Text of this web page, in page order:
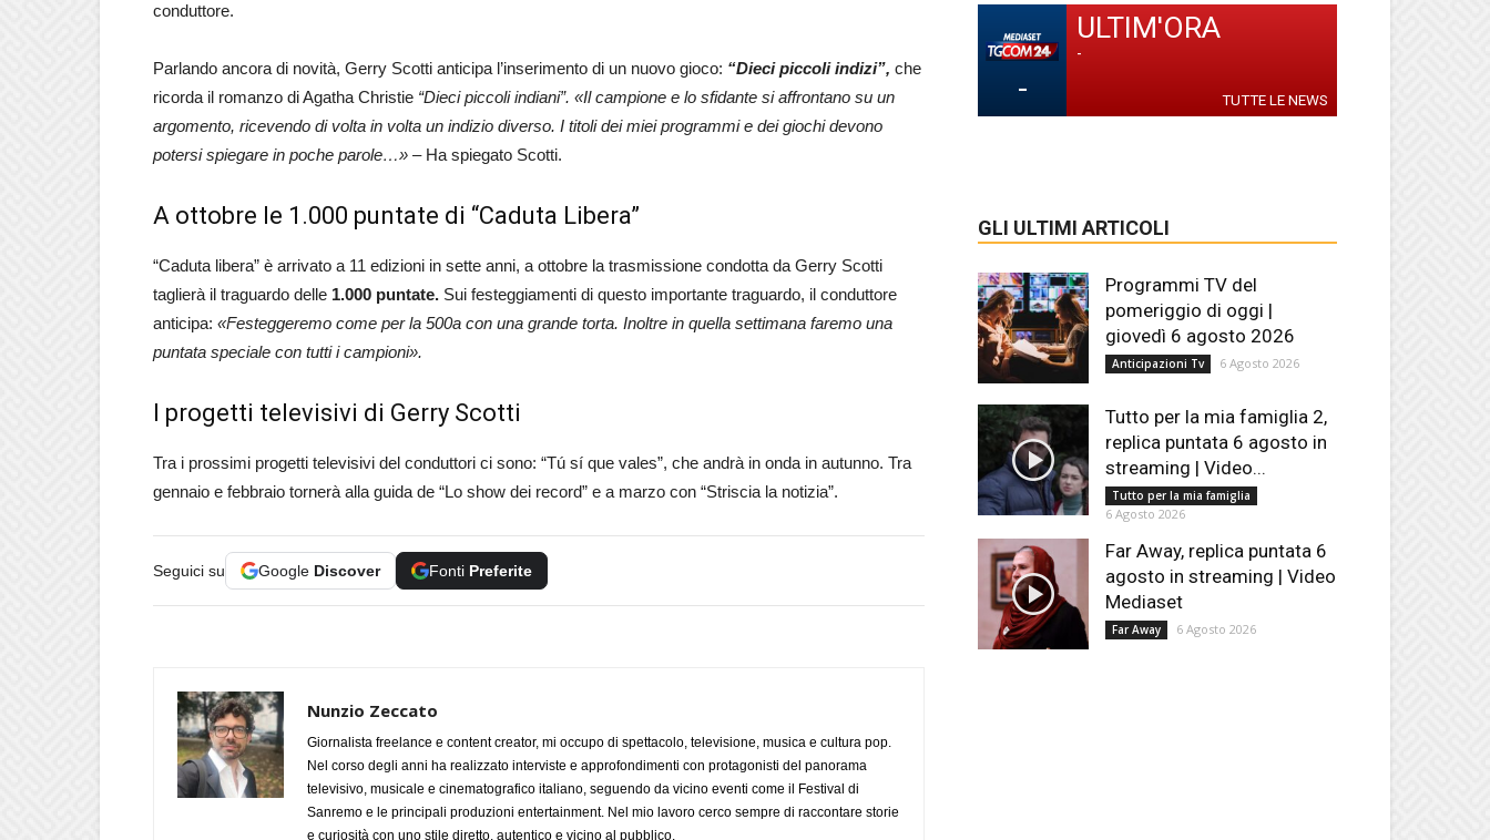
conduttore.
Parlando ancora di novità, Gerry Scotti anticipa l’inserimento di un nuovo gioco: “Dieci piccoli indizi”, che
ricorda il romanzo di Agatha Christie “Dieci piccoli indiani”. «Il campione e lo sfidante si affrontano su un
argomento, ricevendo di volta in volta un indizio diverso. I titoli dei miei programmi e dei giochi devono
potersi spiegare in poche parole…» – Ha spiegato Scotti.
A ottobre le 1.000 puntate di “Caduta Libera”
“Caduta libera” è arrivato a 11 edizioni in sette anni, a ottobre la trasmissione condotta da Gerry Scotti
taglierà il traguardo delle 1.000 puntate. Sui festeggiamenti di questo importante traguardo, il conduttore
anticipa: «Festeggeremo come per la 500a con una grande torta. Inoltre in quella settimana faremo una
puntata speciale con tutti i campioni».
I progetti televisivi di Gerry Scotti
Tra i prossimi progetti televisivi del conduttori ci sono: “Tú sí que vales”, che andrà in onda in autunno. Tra
gennaio e febbraio tornerà alla guida de “Lo show dei record” e a marzo con “Striscia la notizia”.
Seguici su Google Discover Fonti Preferite
Nunzio Zeccato
Giornalista freelance e content creator, mi occupo di spettacolo, televisione, musica e cultura pop.
Nel corso degli anni ha realizzato interviste e approfondimenti con protagonisti del panorama
televisivo, musicale e cinematografico italiano, seguendo da vicino eventi come il Festival di
Sanremo e le principali produzioni entertainment. Nel mio lavoro cerco sempre di raccontare storie
e curiosità con uno stile diretto, autentico e vicino al pubblico.
-
ULTIM'ORA
-
TUTTE LE NEWS
GLI ULTIMI ARTICOLI
Programmi TV del
pomeriggio di oggi |
giovedì 6 agosto 2026
Anticipazioni Tv 6 Agosto 2026
Tutto per la mia famiglia 2,
replica puntata 6 agosto in
streaming | Video...
Tutto per la mia famiglia
6 Agosto 2026
Far Away, replica puntata 6
agosto in streaming | Video
Mediaset
Far Away 6 Agosto 2026